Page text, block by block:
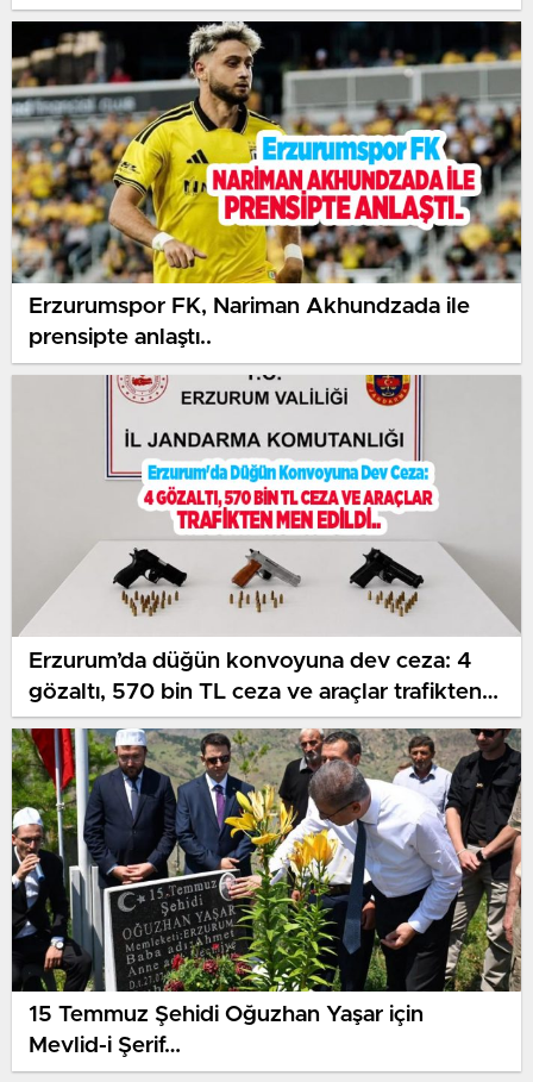
Erzurumspor FK, Nariman Akhundzada ile
prensipte anlaştı..
Erzurum’da düğün konvoyuna dev ceza: 4
gözaltı, 570 bin TL ceza ve araçlar trafikten
men edildi…
15 Temmuz Şehidi Oğuzhan Yaşar için
Mevlid-i Şerif…